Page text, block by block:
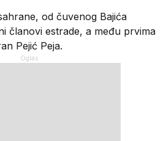
od čuvenog Bajića
članovi estrade, a među prvima
Pejić Peja.